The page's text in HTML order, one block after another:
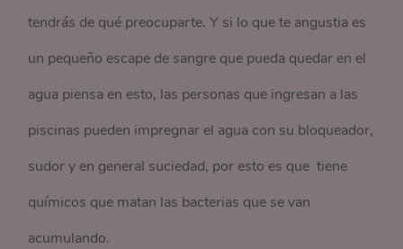
tendrás de qué preocuparte. Y si lo que te angustia es
un pequeño escape de sangre que pueda quedar en el
agua piensa en esto, las personas que ingresan a las
piscinas pueden impregnar el agua con su bloqueador,
sudor y en general suciedad, por esto es que tiene
químicos que matan las bacterias que se van
acumulando.